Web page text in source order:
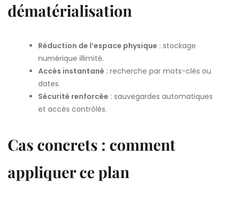
dématérialisation
Réduction de l’espace physique : stockage
numérique illimité.
Accès instantané : recherche par mots-clés ou
dates.
Sécurité renforcée : sauvegardes automatiques
et accès contrôlés.
Cas concrets : comment
appliquer ce plan